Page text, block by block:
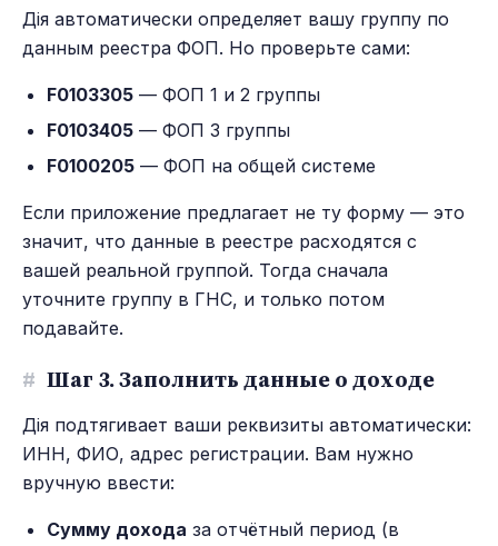
Дія автоматически определяет вашу группу по
данным реестра ФОП. Но проверьте сами:
F0103305 — ФОП 1 и 2 группы
F0103405 — ФОП 3 группы
F0100205 — ФОП на общей системе
Если приложение предлагает не ту форму — это
значит, что данные в реестре расходятся с
вашей реальной группой. Тогда сначала
уточните группу в ГНС, и только потом
подавайте.
# Шаг 3. Заполнить данные о доходе
Дія подтягивает ваши реквизиты автоматически:
ИНН, ФИО, адрес регистрации. Вам нужно
вручную ввести:
Сумму дохода за отчётный период (в